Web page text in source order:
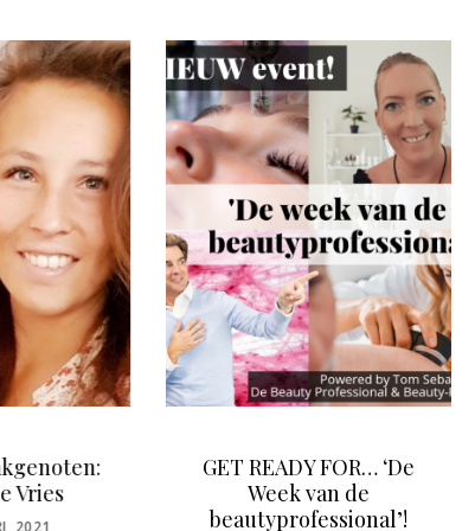
FOR… ‘De
van de
Gezichtsdiagnose: lees
je klanten
POSTED